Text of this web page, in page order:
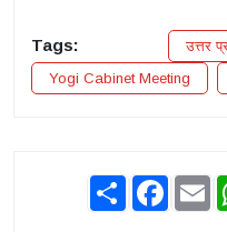
Tags: उत्तर
Yogi Cabinet Meeting
Share